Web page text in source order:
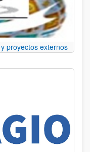
proyectos externos